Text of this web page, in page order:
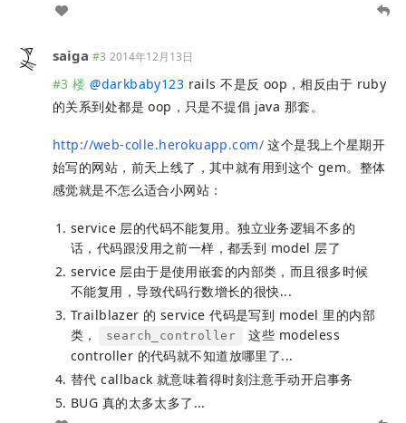
saiga #3 2014年12月13日
#3 楼 @darkbaby123 rails 不是反 oop，相反由于 ruby
的关系到处都是 oop，只是不提倡 java 那套。
http://web-colle.herokuapp.com/ 这个是我上个星期开
始写的网站，前天上线了，其中就有用到这个 gem。整体
感觉就是不怎么适合小网站：
service 层的代码不能复用。独立业务逻辑不多的
话，代码跟没用之前一样，都丢到 model 层了
service 层由于是使用嵌套的内部类，而且很多时候
不能复用，导致代码行数增长的很快...
Trailblazer 的 service 代码是写到 model 里的内部
类，
search_controller
这些 modeless
controller 的代码就不知道放哪里了...
替代 callback 就意味着得时刻注意手动开启事务
BUG 真的太多太多了...